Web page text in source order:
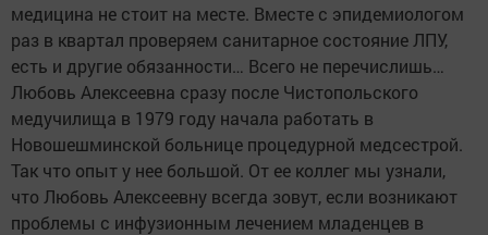
медицина не стоит на месте. Вместе с эпидемиологом
раз в квартал проверяем санитарное состояние ЛПУ,
есть и другие обязанности… Всего не перечислишь…
Любовь Алексеевна сразу после Чистопольского
медучилища в 1979 году начала работать в
Новошешминской больнице процедурной медсестрой.
Так что опыт у нее большой. От ее коллег мы узнали,
что Любовь Алексеевну всегда зовут, если возникают
проблемы с инфузионным лечением младенцев в